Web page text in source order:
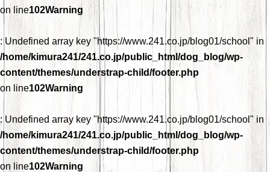
on line102Warning
: Undefined array key "https://www.241.co.jp/blog01/school" in
/home/kimura241/241.co.jp/public_html/dog_blog/wp-
content/themes/understrap-child/footer.php
on line102Warning
: Undefined array key "https://www.241.co.jp/blog01/school" in
/home/kimura241/241.co.jp/public_html/dog_blog/wp-
content/themes/understrap-child/footer.php
on line102Warning